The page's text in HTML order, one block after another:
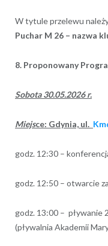
W tytule przelewu
Puchar M 26 – nazwa
8. Proponowany
Sobota 30.05.2026 r.
Miejsce: Gdynia, ul.
godz. 12:30 –
godz. 12:50 – otwarcie
godz. 13:00 – pływanie
(pływalnia Akademii